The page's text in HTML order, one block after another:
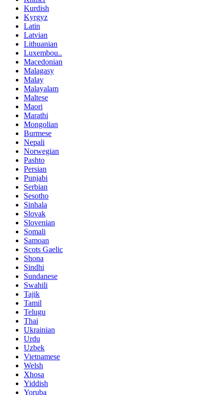
Kurdish
Kyrgyz
Latin
Latvian
Lithuanian
Luxembou..
Macedonian
Malagasy
Malay
Malayalam
Maltese
Maori
Marathi
Mongolian
Burmese
Nepali
Norwegian
Pashto
Persian
Punjabi
Serbian
Sesotho
Sinhala
Slovak
Slovenian
Somali
Samoan
Scots Gaelic
Shona
Sindhi
Sundanese
Swahili
Tajik
Tamil
Telugu
Thai
Ukrainian
Urdu
Uzbek
Vietnamese
Welsh
Xhosa
Yiddish
Yoruba